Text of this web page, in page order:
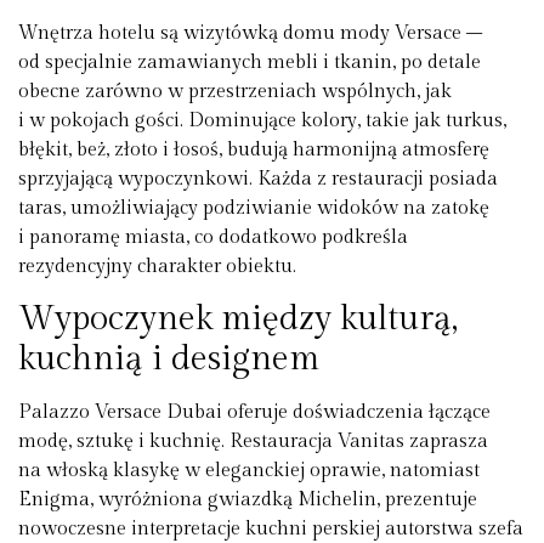
Wnętrza hotelu są wizytówką domu mody Versace –
od specjalnie zamawianych mebli i tkanin, po detale
obecne zarówno w przestrzeniach wspólnych, jak
i w pokojach gości. Dominujące kolory, takie jak turkus,
błękit, beż, złoto i łosoś, budują harmonijną atmosferę
sprzyjającą wypoczynkowi. Każda z restauracji posiada
taras, umożliwiający podziwianie widoków na zatokę
i panoramę miasta, co dodatkowo podkreśla
rezydencyjny charakter obiektu.
Wypoczynek między kulturą,
kuchnią i designem
Palazzo Versace Dubai oferuje doświadczenia łączące
modę, sztukę i kuchnię. Restauracja Vanitas zaprasza
na włoską klasykę w eleganckiej oprawie, natomiast
Enigma, wyróżniona gwiazdką Michelin, prezentuje
nowoczesne interpretacje kuchni perskiej autorstwa szefa